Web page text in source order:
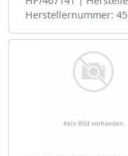
Herstellernummer: